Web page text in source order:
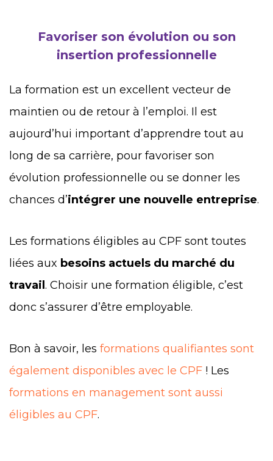
Favoriser son évolution ou son
insertion professionnelle
La formation est un excellent vecteur de
maintien ou de retour à l’emploi. Il est
aujourd’hui important d’apprendre tout au
long de sa carrière, pour favoriser son
évolution professionnelle ou se donner les
chances d’intégrer une nouvelle entreprise.
Les formations éligibles au CPF sont toutes
liées aux besoins actuels du marché du
travail. Choisir une formation éligible, c’est
donc s’assurer d’être employable.
Bon à savoir, les formations qualifiantes sont
également disponibles avec le CPF ! Les
formations en management sont aussi
éligibles au CPF.